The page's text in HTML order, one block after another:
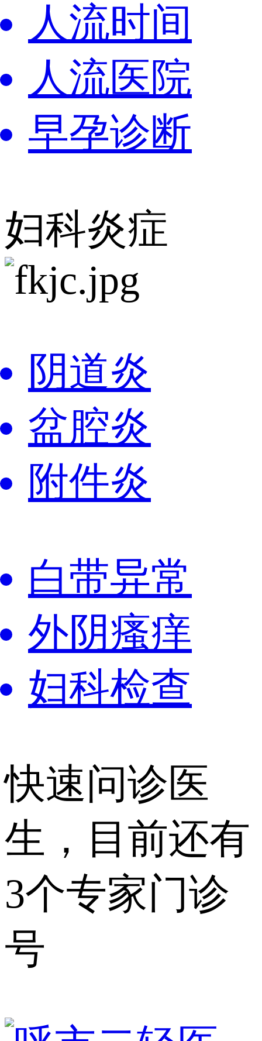
人流时间
人流医院
早孕诊断
妇科炎症
阴道炎
盆腔炎
附件炎
白带异常
外阴瘙痒
妇科检查
快速问诊医
生，目前还有
3个专家门诊
号